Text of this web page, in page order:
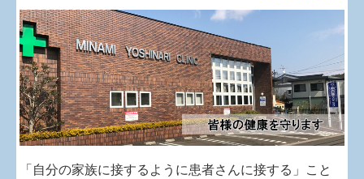
お知らせ
個人情報保護方針
「自分の家族に接するように患者さんに接する」こと